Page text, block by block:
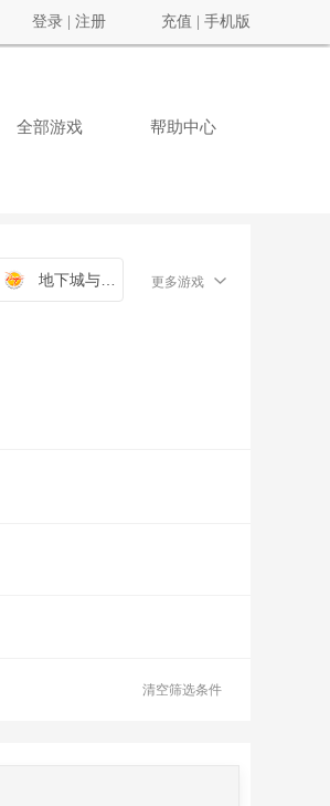
登录 注册 充值 手机版
全部游戏 帮助中心
更多游戏
清空筛选条件